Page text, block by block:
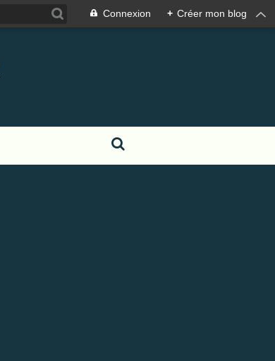
Connexion + Créer mon blog